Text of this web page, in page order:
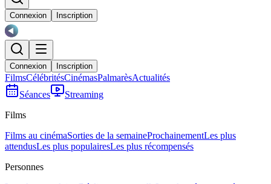
Connexion Inscription
Connexion Inscription
FilmsCélébritésCinémasPalmarèsActualités
Séances
Streaming
Films
Films au cinémaSorties de la semaineProchainementLes plus
attendusLes plus populairesLes plus récompensés
Personnes